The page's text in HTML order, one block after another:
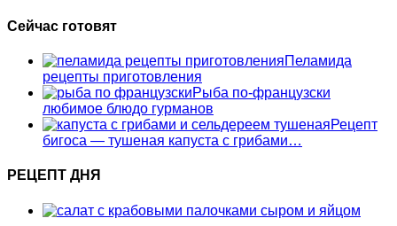
Сейчас готовят
Пеламида
рецепты приготовления
Рыба по-французски
любимое блюдо гурманов
Рецепт
бигоса — тушеная капуста с грибами…
РЕЦЕПТ ДНЯ